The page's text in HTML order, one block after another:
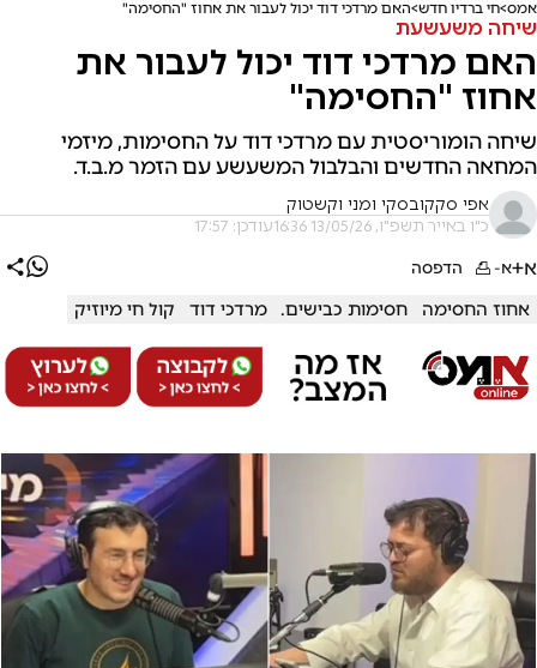
אמס חי ברדיו חדש האם מרדכי דוד יכול לעבור את אחוז "החסימה"
שיחה משעשעת
האם מרדכי דוד יכול לעבור את
אחוז "החסימה"
שיחה הומוריסטית עם מרדכי דוד על החסימות, מיזמי
המחאה החדשים והבלבול המשעשע עם הזמר מ.ב.ד.
אפי סקקובסקי ומני וקשטוק
כ"ו באייר תשפ"ו, 13/05/26 16:36 עודכן: 17:57
א+א- הדפסה
אחוז החסימה חסימות כבישים. מרדכי דוד קול חי מיוזיק